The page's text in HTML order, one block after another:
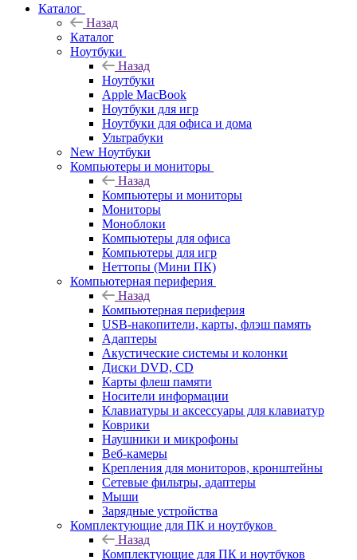
Каталог
Назад
Каталог
Ноутбуки
Назад
Ноутбуки
Apple MacBook
Ноутбуки для игр
Ноутбуки для офиса и дома
Ультрабуки
New Ноутбуки
Компьютеры и мониторы
Назад
Компьютеры и мониторы
Мониторы
Моноблоки
Компьютеры для офиса
Компьютеры для игр
Неттопы (Мини ПК)
Компьютерная периферия
Назад
Компьютерная периферия
USB-накопители, карты, флэш память
Адаптеры
Акустические системы и колонки
Диски DVD, CD
Карты флеш памяти
Носители информации
Клавиатуры и аксессуары для клавиатур
Коврики
Наушники и микрофоны
Веб-камеры
Крепления для мониторов, кронштейны
Сетевые фильтры, адаптеры
Мыши
Зарядные устройства
Комплектующие для ПК и ноутбуков
Назад
Комплектующие для ПК и ноутбуков